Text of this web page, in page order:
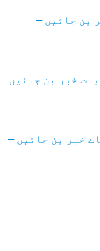
بن جائیں –
خبر بن جائیں –
خبر بن جائیں –